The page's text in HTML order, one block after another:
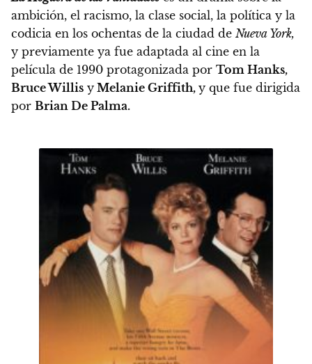
ambición, el racismo, la clase social, la política y la
codicia en los ochentas de la ciudad de Nueva York,
y previamente ya fue adaptada al cine en la
película de 1990 protagonizada por Tom Hanks,
Bruce Willis y Melanie Griffith, y que fue dirigida
por Brian De Palma.